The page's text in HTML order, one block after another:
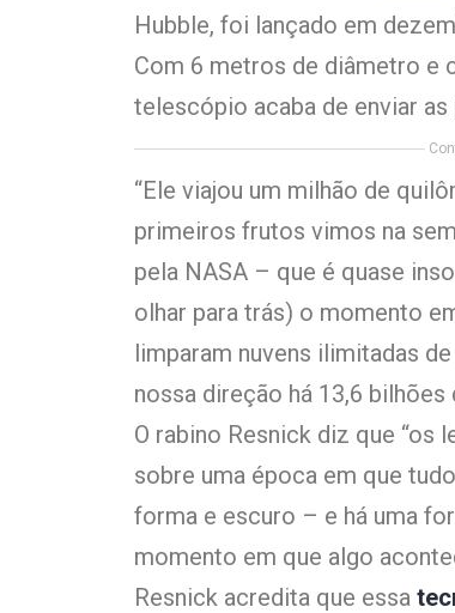
Hubble, foi lançado em
Com 6 metros de diâmetro e
telescópio acaba de enviar
“Ele viajou um milhão de
primeiros frutos vimos na
pela NASA – que é quase
olhar para trás) o momento
limparam nuvens ilimitadas
nossa direção há 13,6
O rabino Resnick diz que “os
sobre uma época em que
forma e escuro – e há uma
momento em que algo
Resnick acredita que essa